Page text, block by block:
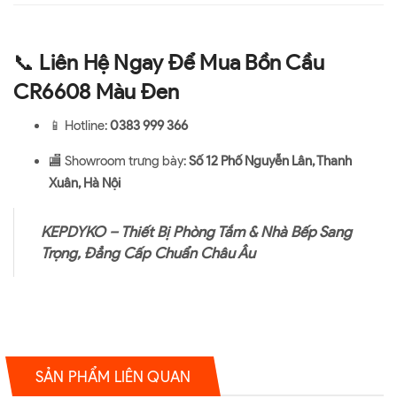
📞 Liên Hệ Ngay Để Mua Bồn Cầu
CR6608 Màu Đen
📱 Hotline:0383 999 366
🏬 Showroom trưng bày:Số 12 Phố Nguyễn Lân, Thanh
Xuân, Hà Nội
KEPDYKO – Thiết Bị Phòng Tắm & Nhà Bếp Sang
Trọng, Đẳng Cấp Chuẩn Châu Âu
SẢN PHẨM LIÊN QUAN